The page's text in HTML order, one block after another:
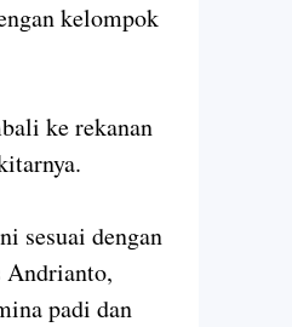
kelompok
ke rekanan
sesuai dengan
Andrianto,
padi dan